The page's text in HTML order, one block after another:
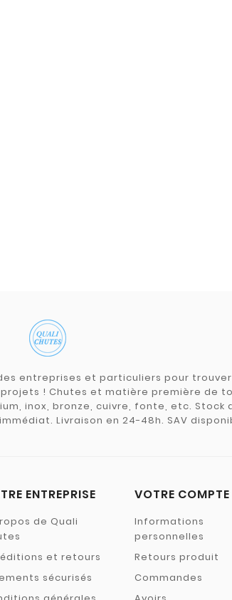
entreprises et particuliers pour
! Chutes et matière première de
inox, bronze, cuivre, fonte, etc. Stock
Livraison en 24-48h. SAV
ENTREPRISE
de Quali
et retours
sécurisés
VOTRE COMPTE
Informations
personnelles
Retours produit
Commandes